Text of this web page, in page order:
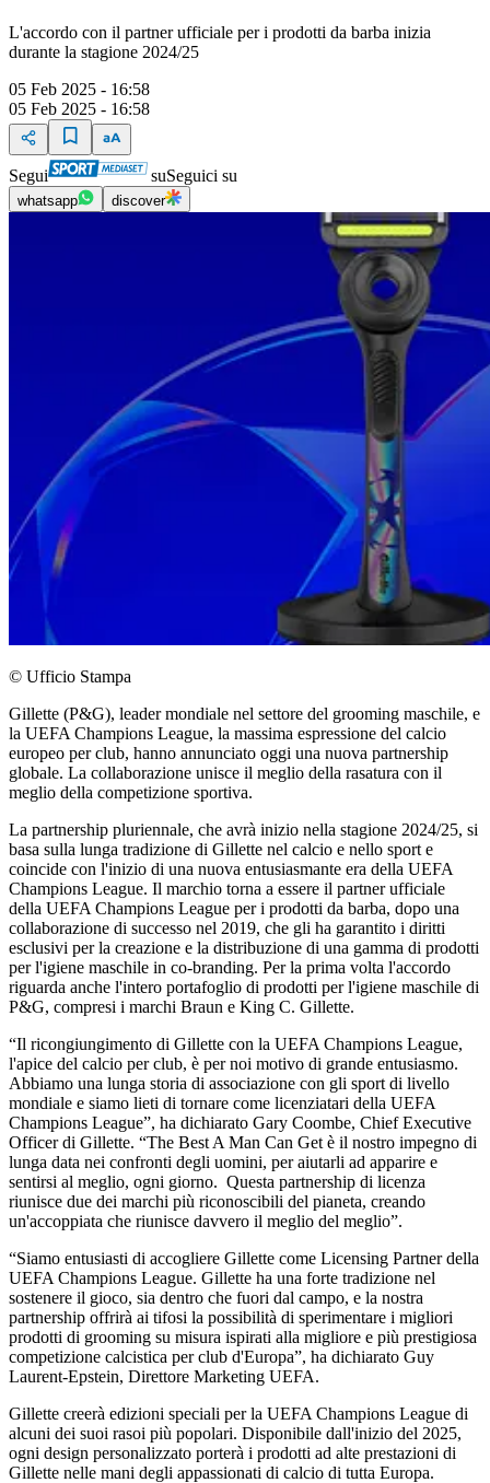
L'accordo con il partner ufficiale per i prodotti da barba inizia
durante la stagione 2024/25
05 Feb 2025 - 16:58
05 Feb 2025 - 16:58
Segui suSeguici su
whatsapp discover
© Ufficio Stampa
Gillette (P&G), leader mondiale nel settore del grooming maschile, e
la UEFA Champions League, la massima espressione del calcio
europeo per club, hanno annunciato oggi una nuova partnership
globale. La collaborazione unisce il meglio della rasatura con il
meglio della competizione sportiva.
La partnership pluriennale, che avrà inizio nella stagione 2024/25, si
basa sulla lunga tradizione di Gillette nel calcio e nello sport e
coincide con l'inizio di una nuova entusiasmante era della UEFA
Champions League. Il marchio torna a essere il partner ufficiale
della UEFA Champions League per i prodotti da barba, dopo una
collaborazione di successo nel 2019, che gli ha garantito i diritti
esclusivi per la creazione e la distribuzione di una gamma di prodotti
per l'igiene maschile in co-branding. Per la prima volta l'accordo
riguarda anche l'intero portafoglio di prodotti per l'igiene maschile di
P&G, compresi i marchi Braun e King C. Gillette.
“Il ricongiungimento di Gillette con la UEFA Champions League,
l'apice del calcio per club, è per noi motivo di grande entusiasmo.
Abbiamo una lunga storia di associazione con gli sport di livello
mondiale e siamo lieti di tornare come licenziatari della UEFA
Champions League”, ha dichiarato Gary Coombe, Chief Executive
Officer di Gillette. “The Best A Man Can Get è il nostro impegno di
lunga data nei confronti degli uomini, per aiutarli ad apparire e
sentirsi al meglio, ogni giorno. Questa partnership di licenza
riunisce due dei marchi più riconoscibili del pianeta, creando
un'accoppiata che riunisce davvero il meglio del meglio”.
“Siamo entusiasti di accogliere Gillette come Licensing Partner della
UEFA Champions League. Gillette ha una forte tradizione nel
sostenere il gioco, sia dentro che fuori dal campo, e la nostra
partnership offrirà ai tifosi la possibilità di sperimentare i migliori
prodotti di grooming su misura ispirati alla migliore e più prestigiosa
competizione calcistica per club d'Europa”, ha dichiarato Guy
Laurent-Epstein, Direttore Marketing UEFA.
Gillette creerà edizioni speciali per la UEFA Champions League di
alcuni dei suoi rasoi più popolari. Disponibile dall'inizio del 2025,
ogni design personalizzato porterà i prodotti ad alte prestazioni di
Gillette nelle mani degli appassionati di calcio di tutta Europa.